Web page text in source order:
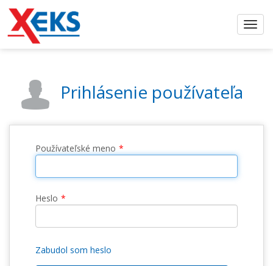
Prihlásenie používateľa
Používateľské meno
Heslo
Zabudol som heslo